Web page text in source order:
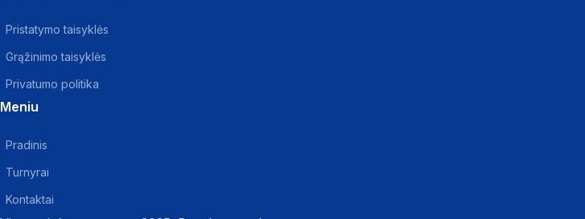
Pristatymo taisyklės
Grąžinimo taisyklės
Privatumo politika
Meniu
Pradinis
Turnyrai
Kontaktai